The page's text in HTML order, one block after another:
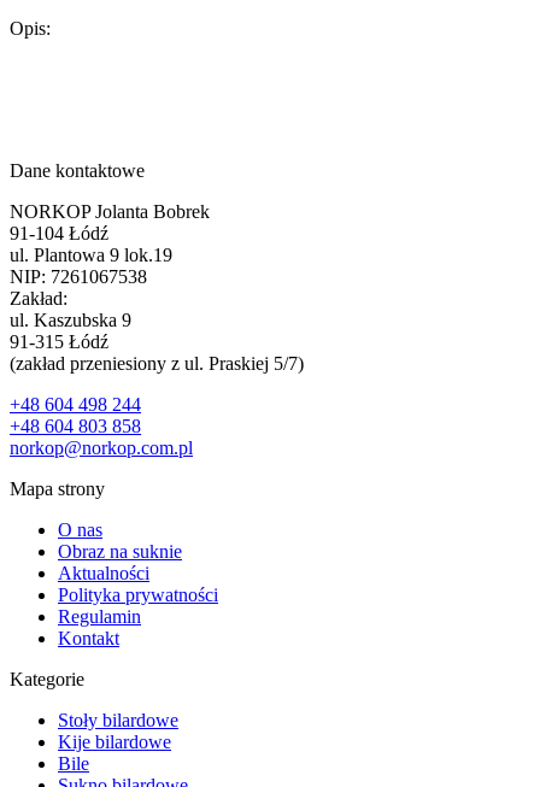
Opis:
Dane kontaktowe
NORKOP Jolanta Bobrek
91-104 Łódź
ul. Plantowa 9 lok.19
NIP: 7261067538
Zakład:
ul. Kaszubska 9
91-315 Łódź
(zakład przeniesiony z ul. Praskiej 5/7)
+48 604 498 244
+48 604 803 858
norkop@norkop.com.pl
Mapa strony
O nas
Obraz na suknie
Aktualności
Polityka prywatności
Regulamin
Kontakt
Kategorie
Stoły bilardowe
Kije bilardowe
Bile